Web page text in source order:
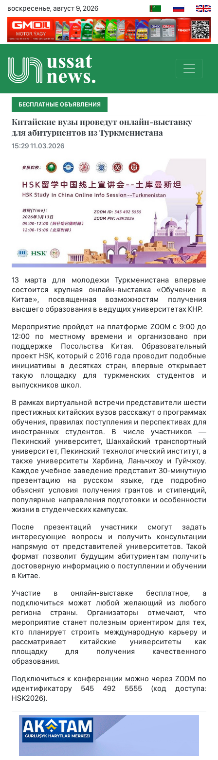
воскресенье, август 9, 2026
БЕСПЛАТНЫЕ ОБЪЯВЛЕНИЯ
Китайские вузы проведут онлайн-выставку
для абитуриентов из Туркменистана
15:29 11.03.2026
13 марта для молодежи Туркменистана впервые
состоится крупная онлайн-выставка «Обучение в
Китае», посвященная возможностям получения
высшего образования в ведущих университетах КНР.
Мероприятие пройдет на платформе ZOOM с 9:00 до
12:00 по местному времени и организовано при
поддержке Посольства Китая. Образовательный
проект HSK, который с 2016 года проводит подобные
инициативы в десятках стран, впервые открывает
такую площадку для туркменских студентов и
выпускников школ.
В рамках виртуальной встречи представители шести
престижных китайских вузов расскажут о программах
обучения, правилах поступления и перспективах для
иностранных студентов. В числе участников —
Пекинский университет, Шанхайский транспортный
университет, Пекинский технологический институт, а
также университеты Харбина, Ланьчжоу и Гуйчжоу.
Каждое учебное заведение представит 30-минутную
презентацию на русском языке, где подробно
объяснят условия получения грантов и стипендий,
популярные направления подготовки и особенности
жизни в студенческих кампусах.
После презентаций участники смогут задать
интересующие вопросы и получить консультации
напрямую от представителей университетов. Такой
формат позволит будущим абитуриентам получить
достоверную информацию о поступлении и обучении
в Китае.
Участие в онлайн-выставке бесплатное, а
подключиться может любой желающий из любого
региона страны. Организаторы отмечают, что
мероприятие станет полезным ориентиром для тех,
кто планирует строить международную карьеру и
рассматривает китайские университеты как
площадку для получения качественного
образования.
Подключиться к конференции можно через ZOOM по
идентификатору 545 492 5555 (код доступа:
HSK2026).